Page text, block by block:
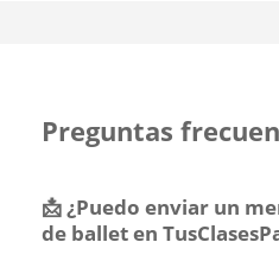
Preguntas
📩 ¿Puedo enviar un
de ballet en